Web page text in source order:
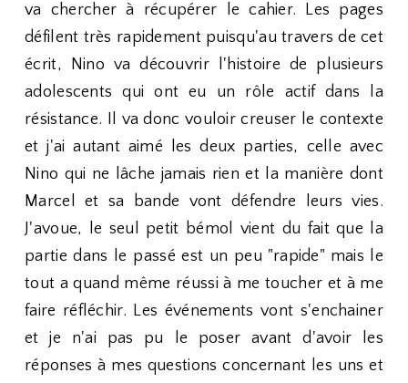
va chercher à récupérer le cahier. Les pages
défilent très rapidement puisqu'au travers de cet
écrit, Nino va découvrir l'histoire de plusieurs
adolescents qui ont eu un rôle actif dans la
résistance. Il va donc vouloir creuser le contexte
et j'ai autant aimé les deux parties, celle avec
Nino qui ne lâche jamais rien et la manière dont
Marcel et sa bande vont défendre leurs vies.
J'avoue, le seul petit bémol vient du fait que la
partie dans le passé est un peu "rapide" mais le
tout a quand même réussi à me toucher et à me
faire réfléchir. Les événements vont s'enchainer
et je n'ai pas pu le poser avant d'avoir les
réponses à mes questions concernant les uns et